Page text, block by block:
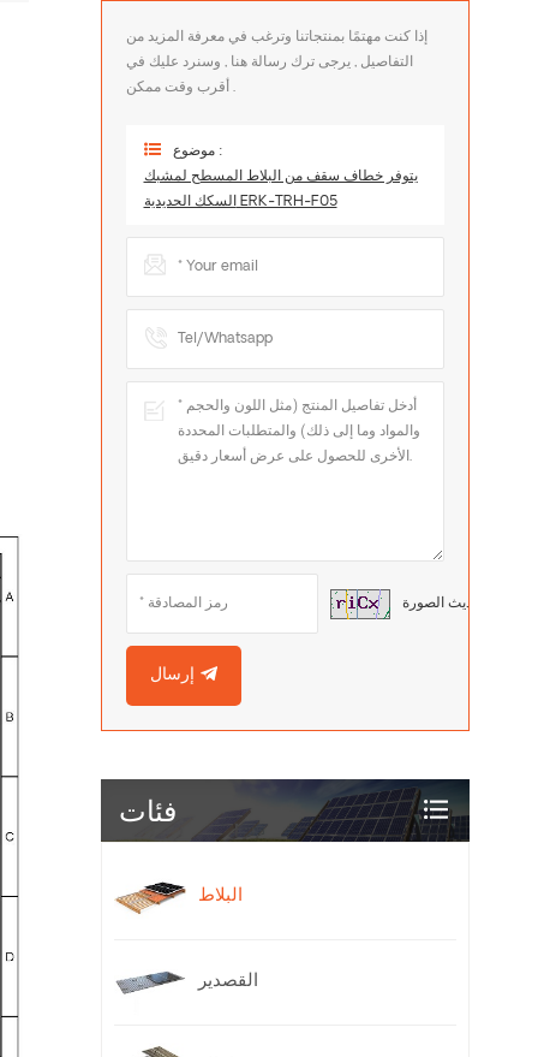
إذا كنت مهتمًا بمنتجاتنا وترغب في معرفة المزيد من
التفاصيل , يرجى ترك رسالة هنا , وسنرد عليك في
أقرب وقت ممكن .
موضوع :
يتوفر خطاف سقف من البلاط المسطح لمشبك
السكك الحديدية ERK-TRH-F05
تحديث الصورة
إرسال
فئات
البلاط
القصدير